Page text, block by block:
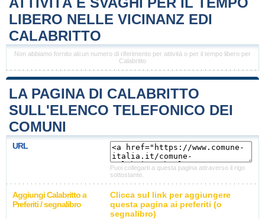
LIBERO NELLE VICINANZ EDI
CALABRITTO
Non abbiamo fornito alcun numero di riferimento per attività o per il tempo libero per
Calabritto
LA PAGINA DI CALABRITTO
SULL'ELENCO TELEFONICO DEI
COMUNI
URL
Puoi collegarti a questa pagina attraverso il rigo
sottostante.
Aggiungi Calabritto a
Preferiti / segnalibro
Clicca sul link per aggiungere
questa pagina ai preferiti (o
segnalibro)